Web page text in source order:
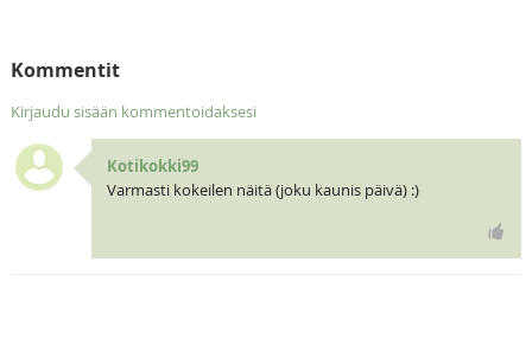
Kommentit
Kirjaudu sisään kommentoidaksesi
Kotikokki99
Varmasti kokeilen näitä (joku kaunis päivä) :)